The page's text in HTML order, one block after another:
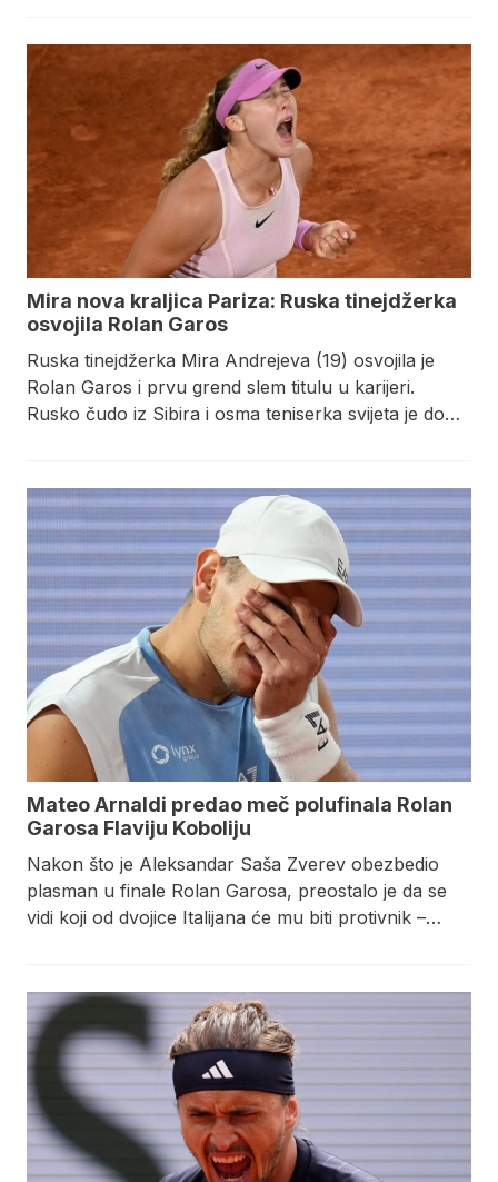
Mira nova kraljica Pariza: Ruska tinejdžerka
osvojila Rolan Garos
Ruska tinejdžerka Mira Andrejeva (19) osvojila je
Rolan Garos i prvu grend slem titulu u karijeri.
Rusko čudo iz Sibira i osma teniserka svijeta je do…
Mateo Arnaldi predao meč polufinala Rolan
Garosa Flaviju Koboliju
Nakon što je Aleksandar Saša Zverev obezbedio
plasman u finale Rolan Garosa, preostalo je da se
vidi koji od dvojice Italijana će mu biti protivnik –…